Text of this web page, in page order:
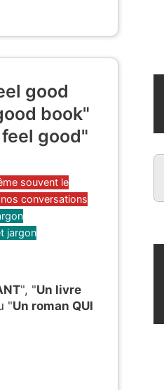
good
book"
good"
souvent le
conversations
jargon
", "Un livre
"Un roman QUI